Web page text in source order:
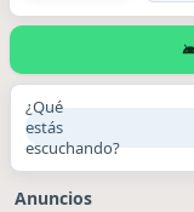
¿Qué
estás
escuchando?
Anuncios